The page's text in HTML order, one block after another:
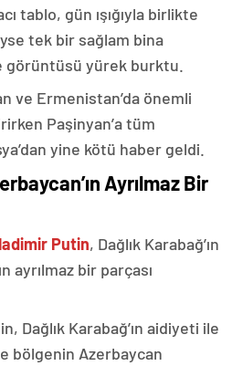
tablo, gün ışığıyla birlikte
tek bir sağlam bina
görüntüsü yürek burktu.
ve Ermenistan’da önemli
Paşinyan’a tüm
yine kötü haber geldi.
Ayrılmaz Bir
Putin, Dağlık Karabağ’ın
ayrılmaz bir parçası
Dağlık Karabağ’ın aidiyeti ile
bölgenin Azerbaycan